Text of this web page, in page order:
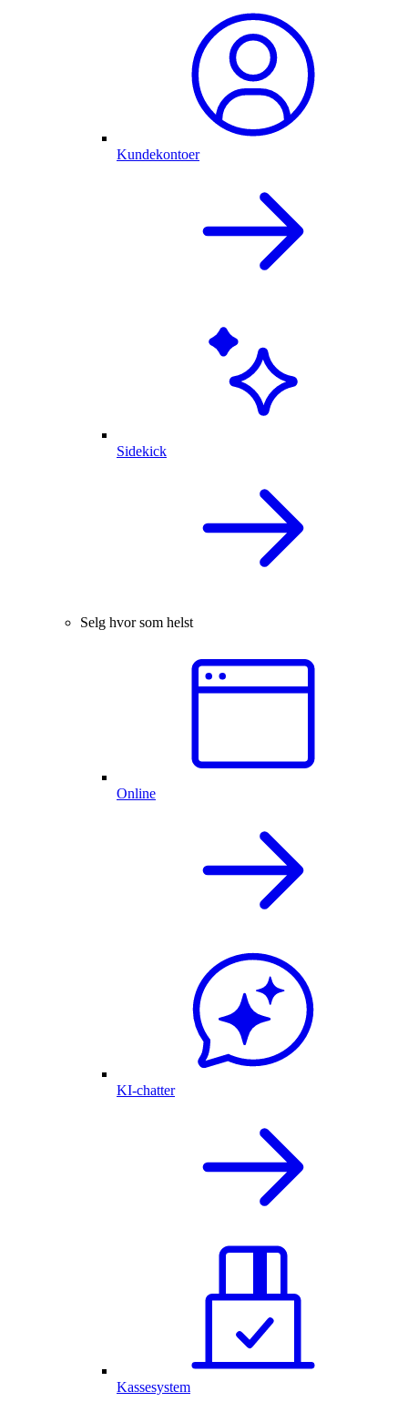
Kundekontoer
Sidekick
Selg hvor som helst
Online
KI-chatter
Kassesystem